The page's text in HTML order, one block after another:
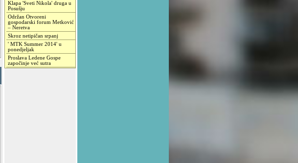
Klapa 'Sveti Nikola' druga u
Posušju
Održan Otvoreni
gospodarski forum Metković
– Neretva
Skroz netipičan srpanj
' MTK Summer 2014' u
ponedjeljak
Proslava Ledene Gospe
započinje već sutra